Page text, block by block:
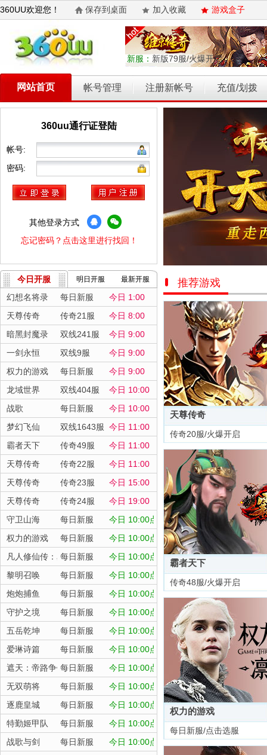
360UU欢迎您！ 保存到桌面 加入收藏 游戏盒子
新服： 新版79服/火爆开启
网站首页 帐号管理 注册新帐号 充值/划拨
360uu通行证登陆
帐号:
密码:
其他登录方式
忘记密码？点击这里进行找回！
今日开服 明日开服 最新开服
幻想名将录 每日新服
今日 1:00
天尊传奇
传奇21服
今日 8:00
暗黑封魔录
双线241服
今日 9:00
一剑永恒
双线9服
今日 9:00
权力的游戏
每日新服
今日 9:00
龙域世界
双线404服
今日 10:00
战歌
每日新服
今日 10:00
梦幻飞仙
双线1643服 今日 11:00
霸者天下
传奇49服
今日 11:00
天尊传奇
传奇22服
今日 11:00
天尊传奇
传奇23服
今日 15:00
天尊传奇
传奇24服
今日 19:00
守卫山海
每日新服
今日 10:00点
权力的游戏
每日新服
今日 10:00点
凡人修仙传：星海飞驰
每日新服
今日 10:00点
黎明召唤
每日新服
今日 10:00点
炮炮捕鱼
每日新服
今日 10:00点
守护之境
每日新服
今日 10:00点
五岳乾坤
每日新服
今日 10:00点
爱琳诗篇
每日新服
今日 10:00点
遮天：帝路争锋每日新服
今日 10:00点
无双萌将
每日新服
今日 10:00点
逐鹿皇城
每日新服
今日 10:00点
特勤姬甲队
每日新服
今日 10:00点
战歌与剑
每日新服
今日 10:00点
推荐游戏
天尊传奇
传奇20服/火爆开启
霸者天下
传奇48服/火爆开启
权力的游戏
每日新服/点击选服